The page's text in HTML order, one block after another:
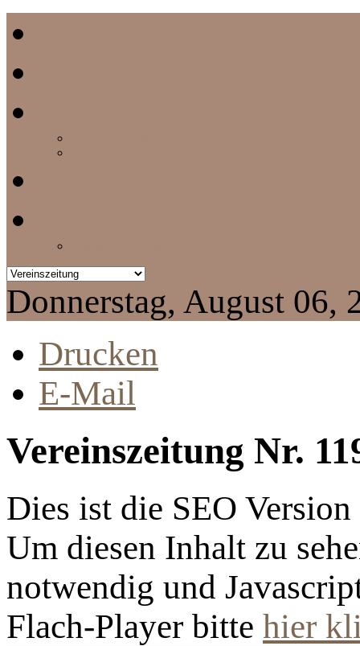
Donnerstag, August 06,
Drucken
E-Mail
Vereinszeitung Nr.
Dies ist die SEO
Um diesen Inhalt zu
notwendig und
Flach-Player bitte hier